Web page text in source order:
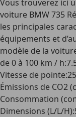
Vous trouverez ici
voiture BMW 735
les principales
équipements et
modèle de la
de 0 à 100 km / h:
Vitesse de pointe:
Émissions de CO2
Consommation
Dimensions (L/L/H):